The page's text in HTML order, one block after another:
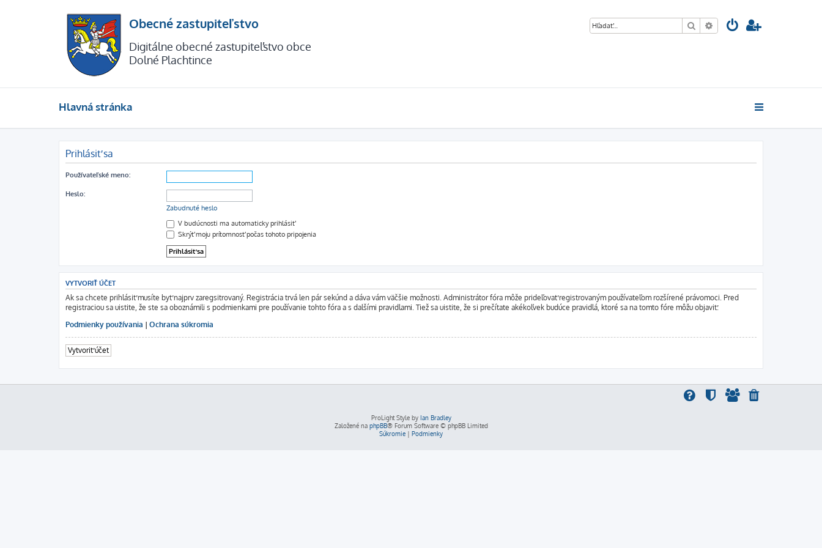
Obecné zastupiteľstvo
Digitálne obecné zastupiteľstvo obce
Dolné Plachtince
Hľadať Rozšírené vyhľadávanie
Hlavná stránka
Prihlásiť sa
Používateľské meno:
Heslo:
Zabudnuté heslo
V budúcnosti ma automaticky prihlásiť
Skrýť moju prítomnosť počas tohoto pripojenia
VYTVORIŤ ÚČET
Ak sa chcete prihlásiť musíte byť najprv zaregsitrovaný. Registrácia trvá len pár sekúnd a dáva vám väčšie možnosti. Administrátor fóra môže prideľovať registrovaným používateľom rozšírené právomoci. Pred
registraciou sa uistite, že ste sa oboznámili s podmienkami pre používanie tohto fóra a s dalšími pravidlami. Tiež sa uistite, že si prečítate akékoľvek budúce pravidlá, ktoré sa na tomto fóre môžu objaviť.
Podmienky používania | Ochrana súkromia
Vytvoriť účet
ProLight Style by Ian Bradley
Založené na phpBB® Forum Software © phpBB Limited
Súkromie | Podmienky